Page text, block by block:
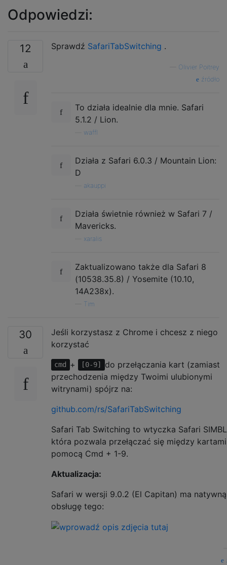
Odpowiedzi:
12 Sprawdź SafariTabSwitching .
Olivier Poitrey
źródło
To działa idealnie dla mnie. Safari
5.1.2 / Lion.
waffl
Działa z Safari 6.0.3 / Mountain Lion:
D
akauppi
Działa świetnie również w Safari 7 /
Mavericks.
xaralis
Zaktualizowano także dla Safari 8
(10538.35.8) / Yosemite (10.10,
14A238x).
Tim
30
Jeśli korzystasz z Chrome i chcesz z niego
korzystać
cmd + [0-9]
do przełączania kart (zamiast
przechodzenia między Twoimi ulubionymi
witrynami) spójrz na:
github.com/rs/SafariTabSwitching
Safari Tab Switching to wtyczka Safari
która pozwala przełączać się między
pomocą Cmd + 1-9.
Aktualizacja:
Safari w wersji 9.0.2 (El Capitan) ma natywną
obsługę tego: